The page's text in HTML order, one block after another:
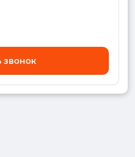
Заказать звонок